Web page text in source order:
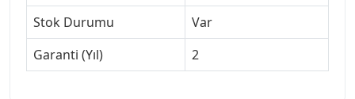
Stok Durumu
Var
Garanti (Yıl)
2